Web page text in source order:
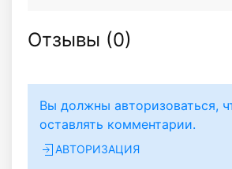
Отзывы (0)
Вы должны авторизоваться,
оставлять комментарии.
АВТОРИЗАЦИЯ